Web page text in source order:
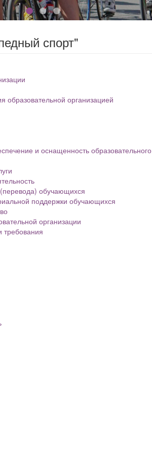
спорт"
образовательной организацией
и оснащенность образовательного
обучающихся
поддержки обучающихся
организации
требования